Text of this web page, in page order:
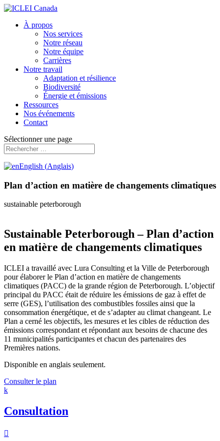
À propos
Nos services
Notre réseau
Notre équipe
Carrières
Notre travail
Adaptation et résilience
Biodiversité
Énergie et émissions
Ressources
Nos événements
Contact
Sélectionner une page
English (Anglais)
Plan d’action en matière de changements climatiques
sustainable peterborough
Sustainable Peterborough – Plan d’action
en matière de changements climatiques
ICLEI a travaillé avec Lura Consulting et la Ville de Peterborough
pour élaborer le Plan d’action en matière de changements
climatiques (PACC) de la grande région de Peterborough. L’objectif
principal du PACC était de réduire les émissions de gaz à effet de
serre (GES), l’utilisation des combustibles fossiles ainsi que la
consommation énergétique, et de s’adapter au climat changeant. Le
Plan a cerné les objectifs, les mesures et les cibles de réduction des
émissions correspondant et répondant aux besoins de chacune des
11 municipalités participantes et chacun des partenaires des
Premières nations.
Disponible en anglais seulement.
Consulter le plan
k
Consultation
